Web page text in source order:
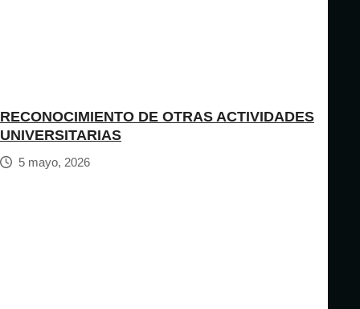
RECONOCIMIENTO DE OTRAS ACTIVIDADES
UNIVERSITARIAS
5 mayo, 2026